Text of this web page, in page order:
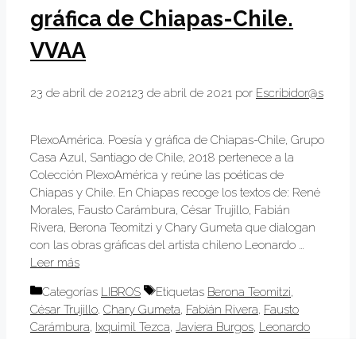
gráfica de Chiapas-Chile.
VVAA
23 de abril de 202123 de abril de 2021 por Escribidor@s
PlexoAmérica. Poesía y gráfica de Chiapas-Chile, Grupo
Casa Azul, Santiago de Chile, 2018 pertenece a la
Colección PlexoAmérica y reúne las poéticas de
Chiapas y Chile. En Chiapas recoge los textos de: René
Morales, Fausto Carámbura, César Trujillo, Fabián
Rivera, Berona Teomitzi y Chary Gumeta que dialogan
con las obras gráficas del artista chileno Leonardo …
Leer más
Categorías LIBROS Etiquetas Berona Teomitzi,
César Trujillo, Chary Gumeta, Fabián Rivera, Fausto
Carámbura, Ixquimil Tezca, Javiera Burgos, Leonardo